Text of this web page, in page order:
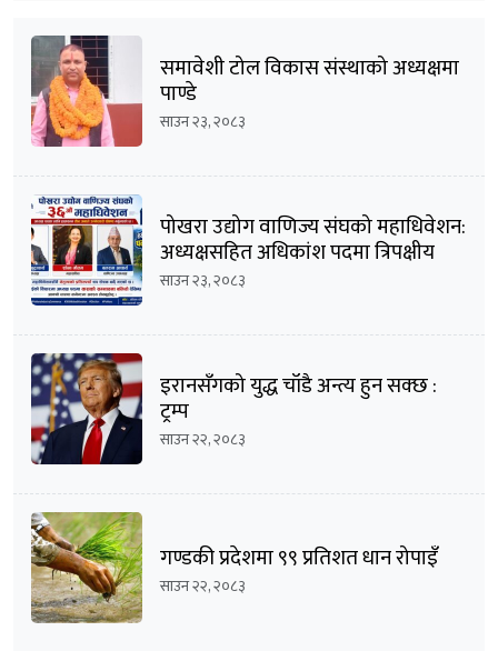
समावेशी टोल विकास संस्थाको अध्यक्षमा
पाण्डे
साउन २३, २०८३
पोखरा उद्योग वाणिज्य संघको महाधिवेशन:
अध्यक्षसहित अधिकांश पदमा त्रिपक्षीय
भिडन्तको सम्भावना
साउन २३, २०८३
इरानसँगको युद्ध चाँडै अन्त्य हुन सक्छ :
ट्रम्प
साउन २२, २०८३
गण्डकी प्रदेशमा ९९ प्रतिशत धान रोपाइँ
साउन २२, २०८३